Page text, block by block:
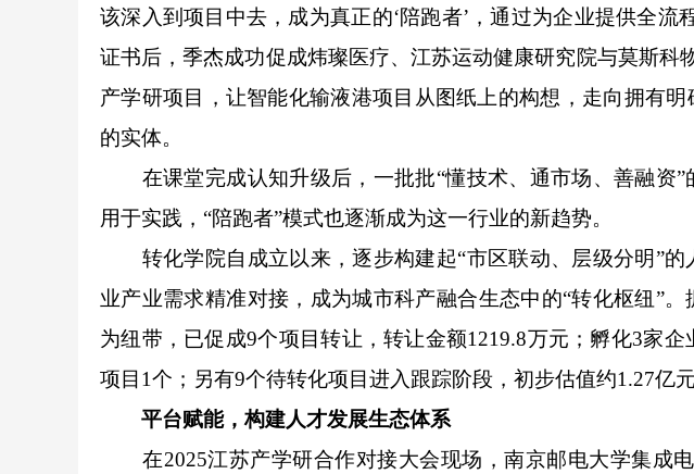
该深入到项目中去，成为真正的‘陪跑者’，通过为企业提供全流
证书后，季杰成功促成炜璨医疗、江苏运动健康研究院与莫斯科
产学研项目，让智能化输液港项目从图纸上的构想，走向拥有
的实体。
在课堂完成认知升级后，一批批“懂技术、通市场、善融资”
用于实践，“陪跑者”模式也逐渐成为这一行业的新趋势。
转化学院自成立以来，逐步构建起“市区联动、层级分明”的
业产业需求精准对接，成为城市科产融合生态中的“转化枢纽”
为纽带，已促成9个项目转让，转让金额1219.8万元；孵化3家
项目1个；另有9个待转化项目进入跟踪阶段，初步估值约1.27亿元
平台赋能，构建人才发展生态体系
在2025江苏产学研合作对接大会现场，南京邮电大学集成